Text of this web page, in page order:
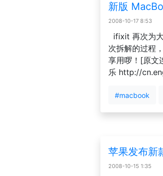
新版
2008-10-17 8:53
ifixit 再次为
次拆解的过程
享用啰！[原文
乐 http://
#macbook
苹果发布新
2008-10-15 1:35